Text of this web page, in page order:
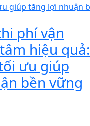
phí vận
hiệu quả:
ưu giúp
bền vững